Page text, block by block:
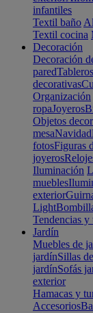
infantiles
Textil baño
Textil cocina
Decoración
Decoración
paredTableros
decorativas
Organización
ropaJoyeros
Objetos
mesaNavidad
fotosFiguras
joyeros
Iluminación
muebles
exterior
Light
Tendencias y
Jardín
Muebles de
jardínSillas
jardínSofás
exterior
Hamacas y
Accesorios